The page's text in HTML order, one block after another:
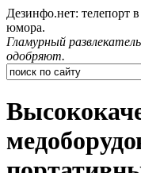
Дезинфо.нет: телепорт
юмора.
Гламурный
одобряют.